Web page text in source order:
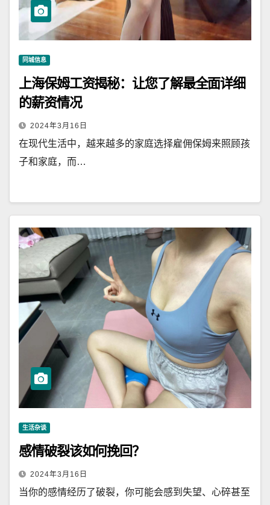
同城信息
上海保姆工资揭秘：让您了解最全面详细
的薪资情况
2024年3月16日
在现代生活中，越来越多的家庭选择雇佣保姆来照顾孩
子和家庭，而…
生活杂谈
感情破裂该如何挽回？
2024年3月16日
当你的感情经历了破裂，你可能会感到失望、心碎甚至